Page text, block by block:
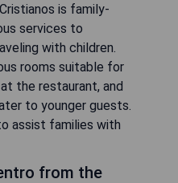
is family-
services to
with children.
rooms suitable for
the restaurant, and
to younger guests.
assist families with
from the